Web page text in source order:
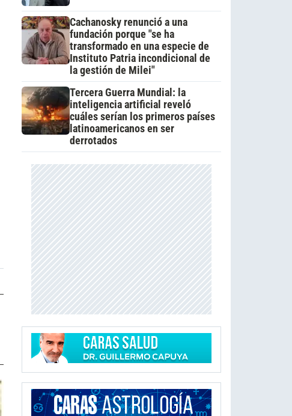
Cachanosky renunció a una
fundación porque "se ha
transformado en una especie de
Instituto Patria incondicional de
la gestión de Milei"
Tercera Guerra Mundial: la
inteligencia artificial reveló
cuáles serían los primeros países
latinoamericanos en ser
derrotados